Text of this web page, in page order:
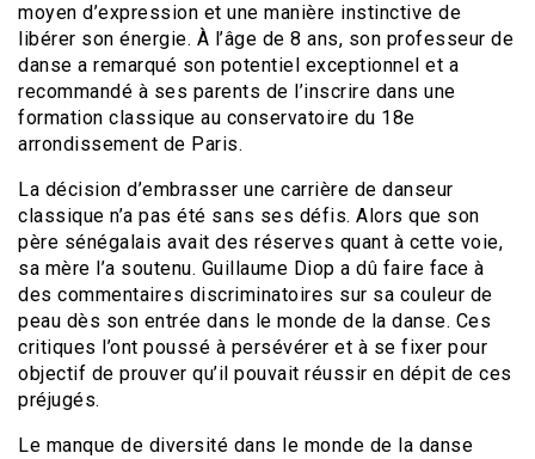
moyen d’expression et une manière instinctive de
libérer son énergie. À l’âge de 8 ans, son professeur de
danse a remarqué son potentiel exceptionnel et a
recommandé à ses parents de l’inscrire dans une
formation classique au conservatoire du 18e
arrondissement de Paris.
La décision d’embrasser une carrière de danseur
classique n’a pas été sans ses défis. Alors que son
père sénégalais avait des réserves quant à cette voie,
sa mère l’a soutenu. Guillaume Diop a dû faire face à
des commentaires discriminatoires sur sa couleur de
peau dès son entrée dans le monde de la danse. Ces
critiques l’ont poussé à persévérer et à se fixer pour
objectif de prouver qu’il pouvait réussir en dépit de ces
préjugés.
Le manque de diversité dans le monde de la danse